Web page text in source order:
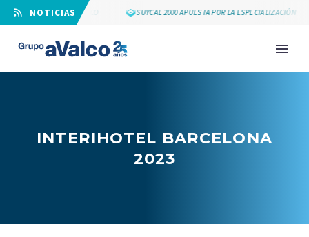
⠀NOTICIAS
25 AÑOS DE GRUPO AVALCO SUYCAL 2000 APUESTA POR LA ESPECIALIZACIÓN
INTERIHOTEL BARCELONA
2023